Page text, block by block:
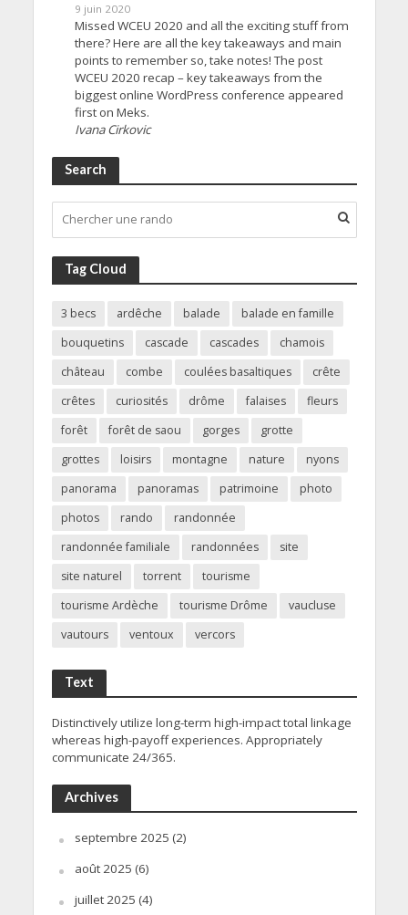
9 juin 2020
Missed WCEU 2020 and all the exciting stuff from
there? Here are all the key takeaways and main
points to remember so, take notes! The post
WCEU 2020 recap – key takeaways from the
biggest online WordPress conference appeared
first on Meks.
Ivana Cirkovic
Search
Tag Cloud
3 becs ardêche balade
balade en famille
bouquetins
cascade cascades
chamois
château
combe coulées basaltiques
crête
crêtes
curiosités drôme falaises
fleurs
forêt
forêt de saou gorges
grotte
grottes
loisirs montagne nature
nyons
panorama
panoramas patrimoine
photo
photos
rando
randonnée
randonnée familiale
randonnées
site
site naturel
torrent
tourisme
tourisme Ardèche
tourisme Drôme
vaucluse
vautours
ventoux vercors
Text
Distinctively utilize long-term high-impact total linkage
whereas high-payoff experiences. Appropriately
communicate 24/365.
Archives
septembre 2025 (2)
août 2025 (6)
juillet 2025 (4)